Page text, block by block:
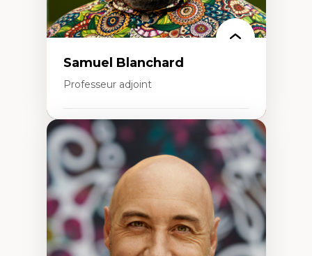
Samuel Blanchard
Professeur adjoint
Expertises
Didactique des sciences – processus
d’enquête et culture scientifique
Éducation en milieu minoritaire –
construction identitaire et conscience
critique
Technologies éducatives – ludification et
programmation pédagogique
La langue dans toutes les matières –
environnement discursif et langage
scientifique